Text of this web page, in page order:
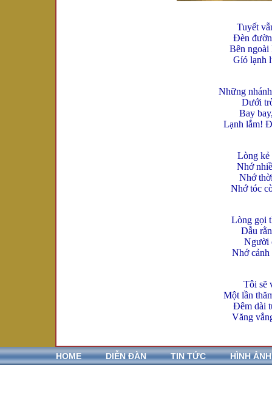
Tuyết
Đèn
Bên ngoài
Gíó lạnh
Những
Dưới
Bay
Lạnh lắm!
Lòng kẻ
Nhớ
Nhớ
Nhớ tóc
Lòng gọi
Dẫu
Người
Nhớ
Tôi sẽ
Một lần
Đêm dài
Văng
HOME DIỄN ĐÀN TIN TỨC HÌNH ẢNH